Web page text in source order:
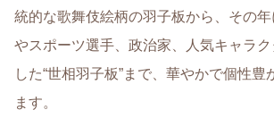
統的な歌舞伎絵柄の羽子板から、その年
やスポーツ選手、政治家、人気キャラ
した“世相羽子板”まで、華やかで個性豊
ます。